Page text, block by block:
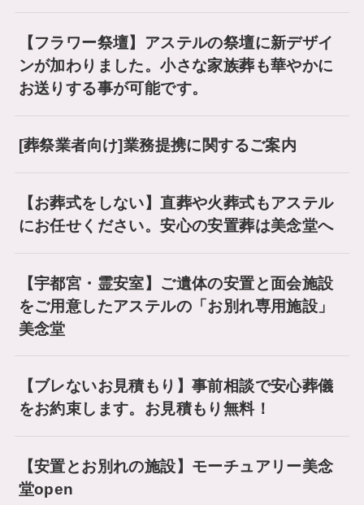
【フラワー祭壇】アステルの祭壇に新デザイ
ンが加わりました。小さな家族葬も華やかに
お送りする事が可能です。
[葬祭業者向け]業務提携に関するご案内
【お葬式をしない】直葬や火葬式もアステル
にお任せください。安心の安置葬は美念堂へ
【宇都宮・霊安室】ご遺体の安置と面会施設
をご用意したアステルの「お別れ専用施設」
美念堂
【ブレないお見積もり】事前相談で安心葬儀
をお約束します。お見積もり無料！
【安置とお別れの施設】モーチュアリー美念
堂open